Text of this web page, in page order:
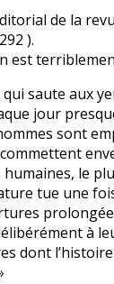
de la
).
est
qui saute aux
jour
sont
humaines, le
tue une
à
dont